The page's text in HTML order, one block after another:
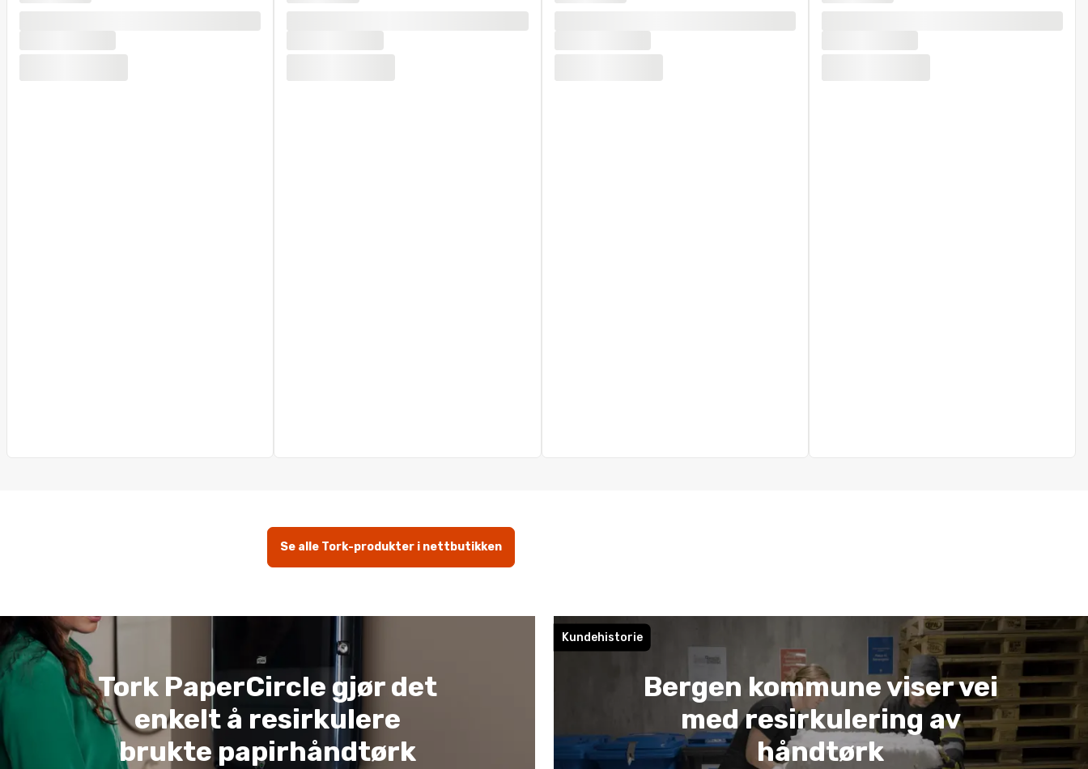
Se alle Tork-produkter i nettbutikken
Tork PaperCircle gjør det
enkelt å resirkulere
brukte papirhåndtørk
Kundehistorie
Bergen kommune viser vei
med resirkulering av
håndtørk